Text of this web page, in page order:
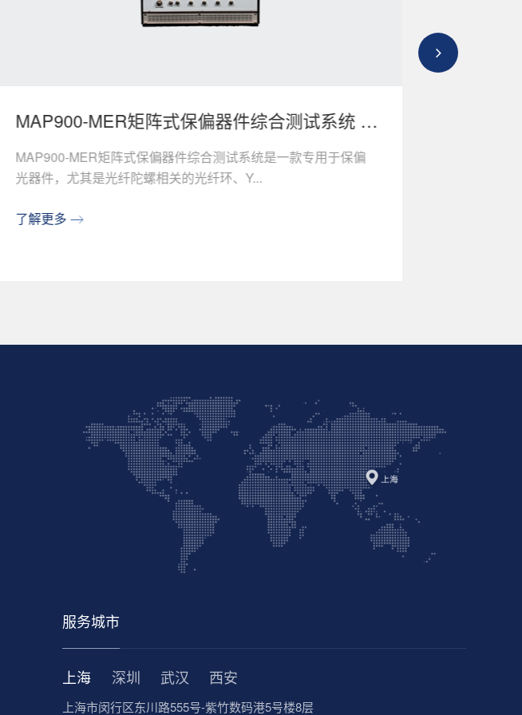
MAP900-MER矩阵式保偏器件综合测试系统 高
MAP900-MER矩阵式保偏器件综合测试系统是一款专用于保偏
光器件，尤其是光纤陀螺相关的光纤环、Y...
了解更多
服务城市
上海 深圳 武汉 西安
上海市闵行区东川路555号-紫竹数码港5号楼8层